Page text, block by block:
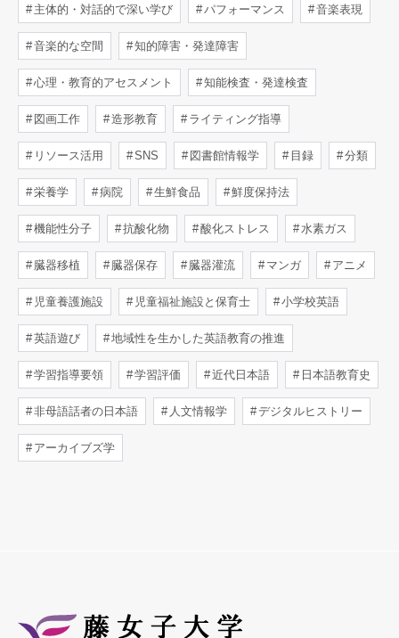
主体的・対話的で深い学び パフォーマンス 音楽表現
音楽的な空間 知的障害・発達障害
心理・教育的アセスメント 知能検査・発達検査
図画工作 造形教育 ライティング指導
リソース活用 SNS 図書館情報学 目録 分類
栄養学 病院 生鮮食品 鮮度保持法
機能性分子 抗酸化物 酸化ストレス 水素ガス
臓器移植 臓器保存 臓器灌流 マンガ アニメ
児童養護施設 児童福祉施設と保育士 小学校英語
英語遊び 地域性を生かした英語教育の推進
学習指導要領 学習評価 近代日本語 日本語教育史
非母語話者の日本語 人文情報学 デジタルヒストリー
アーカイブズ学